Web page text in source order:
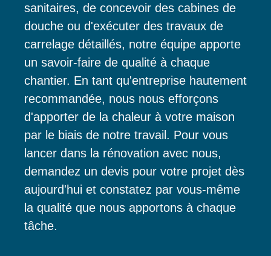
sanitaires, de concevoir des cabines de
douche ou d'exécuter des travaux de
carrelage détaillés, notre équipe apporte
un savoir-faire de qualité à chaque
chantier. En tant qu'entreprise hautement
recommandée, nous nous efforçons
d'apporter de la chaleur à votre maison
par le biais de notre travail. Pour vous
lancer dans la rénovation avec nous,
demandez un devis pour votre projet dès
aujourd'hui et constatez par vous-même
la qualité que nous apportons à chaque
tâche.